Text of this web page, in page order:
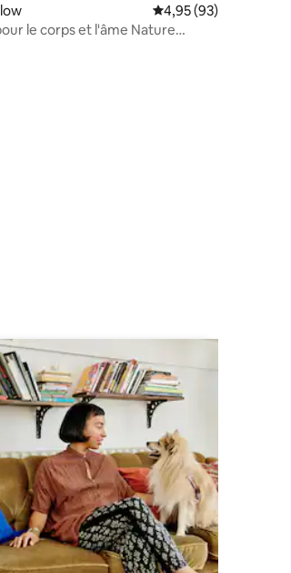
la base de 56 commentaires : 4,98 sur 5
Évaluation moyenne
4,95 (93)
le corps et l'âme Nature